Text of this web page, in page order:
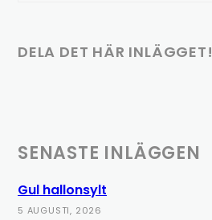
DELA DET HÄR INLÄGGET!
SENASTE INLÄGGEN
Gul hallonsylt
5 AUGUSTI, 2026